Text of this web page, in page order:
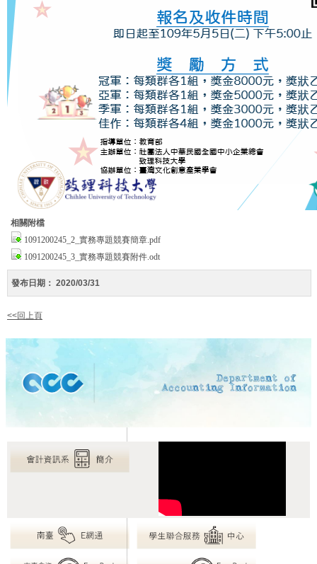
相關附檔
1091200245_2_實務專題競賽簡章.pdf
1091200245_3_實務專題競賽附件.odt
發布日期： 2020/03/31
<<回上頁